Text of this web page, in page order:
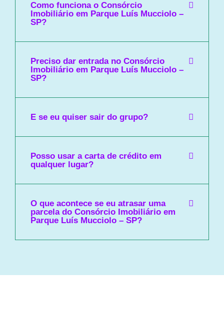
Como funciona o Consórcio
Imobiliário em Parque Luís Mucciolo –
SP?
Preciso dar entrada no Consórcio
Imobiliário em Parque Luís Mucciolo –
SP?
E se eu quiser sair do grupo?
Posso usar a carta de crédito em
qualquer lugar?
O que acontece se eu atrasar uma
parcela do Consórcio Imobiliário em
Parque Luís Mucciolo – SP?